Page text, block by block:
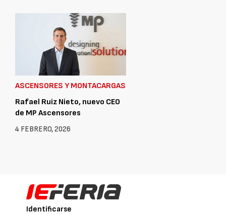
ASCENSORES Y MONTACARGAS
Rafael Ruiz Nieto, nuevo CEO
de MP Ascensores
4 FEBRERO, 2026
Identificarse